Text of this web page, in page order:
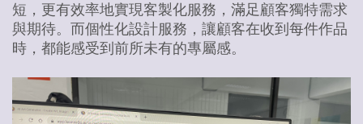
短，更有效率地實現客製化服務，滿足顧客獨特需求
與期待。而個性化設計服務，讓顧客在收到每件作品
時，都能感受到前所未有的專屬感。